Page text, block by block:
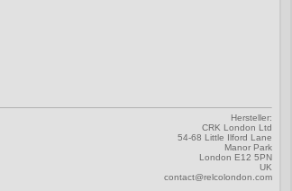
Hersteller:
CRK London Ltd
54-68 Little Ilford Lane
Manor Park
London E12 5PN
UK
contact@relcolondon.com